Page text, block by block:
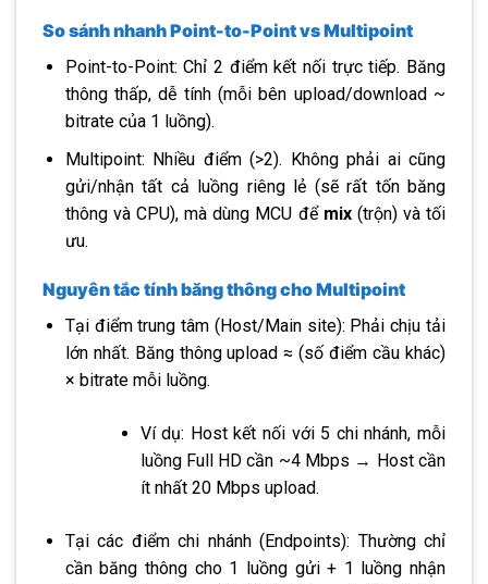
So sánh nhanh Point-to-Point vs Multipoint
Point-to-Point: Chỉ 2 điểm kết nối trực tiếp. Băng
thông thấp, dễ tính (mỗi bên upload/download ~
bitrate của 1 luồng).
Multipoint: Nhiều điểm (>2). Không phải ai cũng
gửi/nhận tất cả luồng riêng lẻ (sẽ rất tốn băng
thông và CPU), mà dùng MCU để mix(trộn) và tối
ưu.
Nguyên tắc tính băng thông cho Multipoint
Tại điểm trung tâm (Host/Main site): Phải chịu tải
lớn nhất. Băng thông upload ≈ (số điểm cầu khác)
× bitrate mỗi luồng.
Ví dụ: Host kết nối với 5 chi nhánh, mỗi
luồng Full HD cần ~4 Mbps → Host cần
ít nhất 20 Mbps upload.
Tại các điểm chi nhánh (Endpoints): Thường chỉ
cần băng thông cho 1 luồng gửi + 1 luồng nhận